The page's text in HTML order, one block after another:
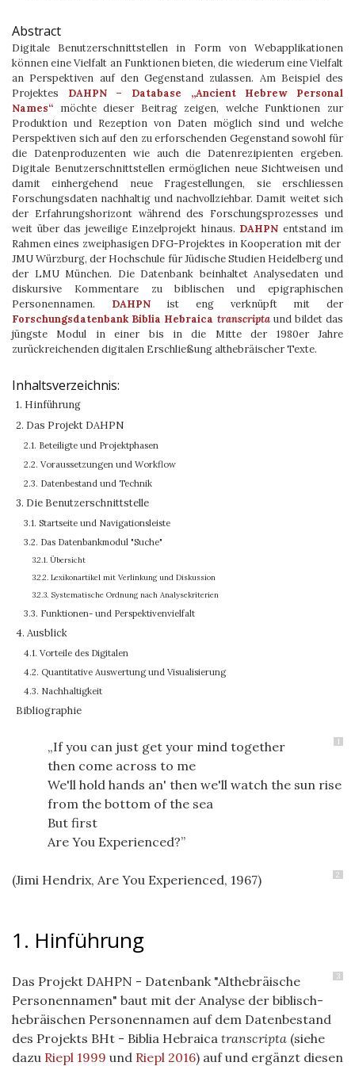
Abstract
Digitale Benutzerschnittstellen in Form von Webapplikationen
können eine Vielfalt an Funktionen bieten, die wiederum eine Vielfalt
an Perspektiven auf den Gegenstand zulassen. Am Beispiel des
Projektes DAHPN – Database „Ancient Hebrew Personal
Names“ möchte dieser Beitrag zeigen, welche Funktionen zur
Produktion und Rezeption von Daten möglich sind und welche
Perspektiven sich auf den zu erforschenden Gegenstand sowohl für
die Datenproduzenten wie auch die Datenrezipienten ergeben.
Digitale Benutzerschnittstellen ermöglichen neue Sichtweisen und
damit einhergehend neue Fragestellungen, sie erschliessen
Forschungsdaten nachhaltig und nachvollziehbar. Damit weitet sich
der Erfahrungshorizont während des Forschungsprozesses und
weit über das jeweilige Einzelprojekt hinaus. DAHPN entstand im
Rahmen eines zweiphasigen DFG-Projektes in Kooperation mit der
JMU Würzburg, der Hochschule für Jüdische Studien Heidelberg und
der LMU München. Die Datenbank beinhaltet Analysedaten und
diskursive Kommentare zu biblischen und epigraphischen
Personennamen. DAHPN
ist eng verknüpft mit der
Forschungsdatenbank Biblia Hebraica transcriptaund bildet das
jüngste Modul in einer bis in die Mitte der 1980er Jahre
zurückreichenden digitalen Erschließung althebräischer Texte.
Inhaltsverzeichnis:
1. Hinführung
2. Das Projekt DAHPN
2.1. Beteiligte und Projektphasen
2.2. Voraussetzungen und Workflow
2.3. Datenbestand und Technik
3. Die Benutzerschnittstelle
3.1. Startseite und Navigationsleiste
3.2. Das Datenbankmodul "Suche"
3.2.1. Übersicht
3.2.2. Lexikonartikel mit Verlinkung und Diskussion
3.2.3. Systematische Ordnung nach Analysekriterien
3.3. Funktionen- und Perspektivenvielfalt
4. Ausblick
4.1. Vorteile des Digitalen
4.2. Quantitative Auswertung und Visualisierung
4.3. Nachhaltigkeit
Bibliographie
1
If you can just get your mind together
then come across to me
We'll hold hands an' then we'll watch the sun rise
from the bottom of the sea
But first
Are You Experienced?
2
(Jimi Hendrix, Are You Experienced, 1967)
1. Hinführung
3
Das Projekt DAHPN - Datenbank "Althebräische
Personennamen" baut mit der Analyse der biblisch-
hebräischen Personennamen auf dem Datenbestand
des Projekts BHt - Biblia Hebraica transcripta (siehe
dazu Riepl 1999 und Riepl 2016) auf und ergänzt diesen